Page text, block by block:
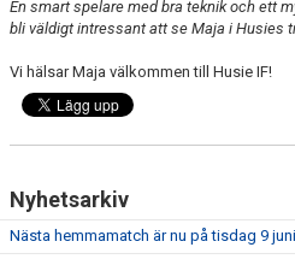
En smart spelare med bra teknik och ett
bli väldigt intressant att se Maja i Husies
Vi hälsar Maja välkommen till Husie IF!
Nyhetsarkiv
Nästa hemmamatch är nu på tisdag 9